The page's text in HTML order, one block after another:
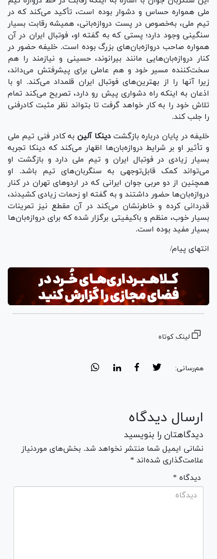
ملی همواره حساس و دشوار بوده است، تأکید می‌کند که در
تیم ملی، به‌خصوص در پست دروازه‌بانی، همیشه رقابت بسیار
سنگینی وجود دارد؛ پستی که به گفته او، فوتبال ایران در آن
همواره صاحب دروازه‌بان‌های بزرگ بوده است. خلیفه حضور در
کنار دروازه‌بان‌هایی مانند بیرانوند، حسینی و نیازمند را هم
سخت‌کننده مسیر خود و هم عاملی برای پیشرفتش می‌داند،
زیرا آنها را از بهترین‌های فوتبال ایران قلمداد می‌کند. او با
اذعان به اینکه راه دشواری پیش رو دارد، تصریح می‌کند تمام
تلاش خود را به کار خواهد گرفت تا بتواند نظر مثبت کادرفنی
را جلب کند.
خلیفه در پایان درباره بازگشتدینکا آلین به کادر فنی تیم ملی
و تأثیر او بر شرایط دروازه‌بان‌ها اظهار می‌کند که دینکا تجربه
بسیار زیادی در فوتبال ایران و تیم ملی دارد و بازگشت او
می‌تواند کمک قابل‌توجهی به سنگربان‌های تیم باشد. او
همچنین از دو مربی جوان ایرانی که در اردو‌های تهران در کنار
دروازه‌بان‌ها حضور داشتند و به گفته او زحمات زیادی کشیدند،
قدردانی کرده و خاطرنشان می‌کند در آن مقطع نیز تمرینات
بسیار خوب، منظم و باکیفیتی برگزار شده که برای دروازه‌بان‌ها
بسیار مفید بوده است.
انتهای پیام/
لینک کوتاه
هم‌رسانی:
ارسال دیدگاه
دیدگاهتان را بنویسید
نشانی ایمیل شما منتشر نخواهد شد. بخش‌های موردنیاز
علامت‌گذاری شده‌اند *
* دیدگاه